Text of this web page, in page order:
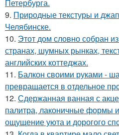
Петербурга.
9. Природные текстуры и
Челябинске.
10. Этот дом словно собран
странах, шумных рынках,
английских коттеджах.
11. Балкон своими руками -
превращается в отдельное
12. Сдержанная ванная с
палитра, лаконичные формы
ощущение уюта и дорогого